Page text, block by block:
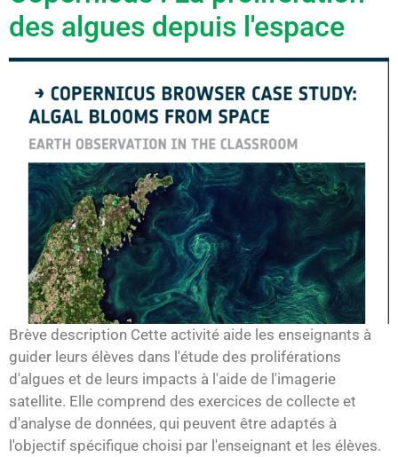
des algues depuis l'espace
Brève description Cette activité aide les enseignants à
guider leurs élèves dans l'étude des proliférations
d'algues et de leurs impacts à l'aide de l'imagerie
satellite. Elle comprend des exercices de collecte et
d'analyse de données, qui peuvent être adaptés à
l'objectif spécifique choisi par l'enseignant et les élèves.